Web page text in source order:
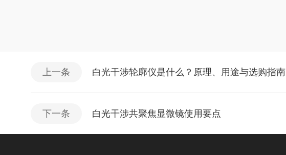
上一条 白光干涉轮廓仪是什么？原理、用途与选购指南
下一条 白光干涉共聚焦显微镜使用要点